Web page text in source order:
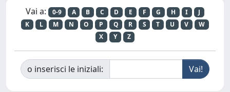
Vai a: 0-9 A B C D E F G H I
J
K
L M N O P Q R S T U V
W
X
Y Z
o inserisci le iniziali: